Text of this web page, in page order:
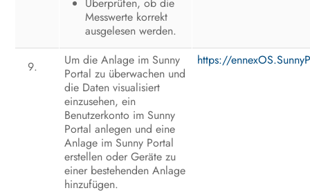
Messwerte korrekt
ausgelesen werden.
Um die Anlage im Sunny
Portal zu überwachen und
die Daten visualisiert
einzusehen, ein
Benutzerkonto im Sunny
Portal anlegen und eine
Anlage im Sunny Portal
erstellen oder Geräte zu
einer bestehenden Anlage
hinzufügen.
https://